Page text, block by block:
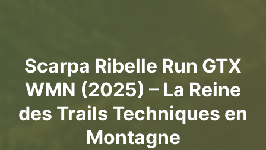
Scarpa Ribelle Run GTX
WMN (2025) – La Reine
des Trails Techniques en
Montagne